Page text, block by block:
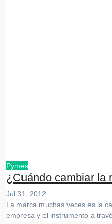
Pymes
¿Cuándo cambiar la
Jul 31, 2012
La marca muchas veces es la carta de presentación de nuestra
empresa y el instrumento a